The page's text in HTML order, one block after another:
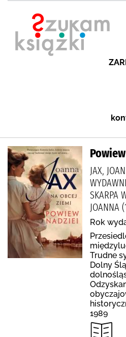
JAX,
SKARPA
JOANNA
Rok
Trudne
Dolny
1989